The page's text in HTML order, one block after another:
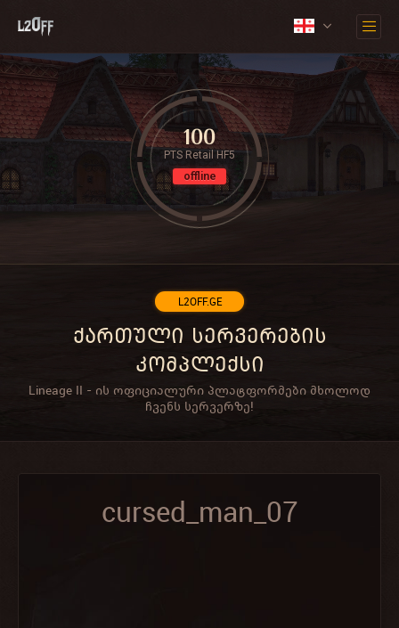
L2OFF.GE
ქართული სერვერების
კომპლექსი
Lineage II - ის ოფიციალური პლატფორმები მხოლოდ
ჩვენს სერვერზე!
100
PTS Retail HF5
offline
cursed_man_07